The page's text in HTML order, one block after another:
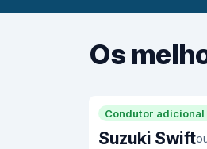
Os
Condutor
Suzuki Swift